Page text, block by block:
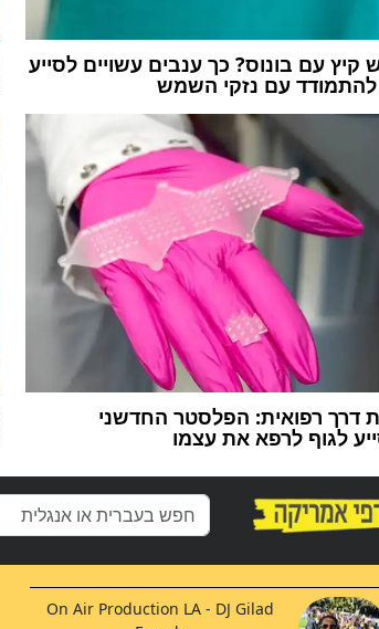
קיץ עם בונוס? כך ענבים עשויים לסייע
להתמודד עם נזקי השמש
דרך רפואית: הפלסטר החדשני
לגוף לרפא את עצמו
On Air Production LA - DJ Gilad